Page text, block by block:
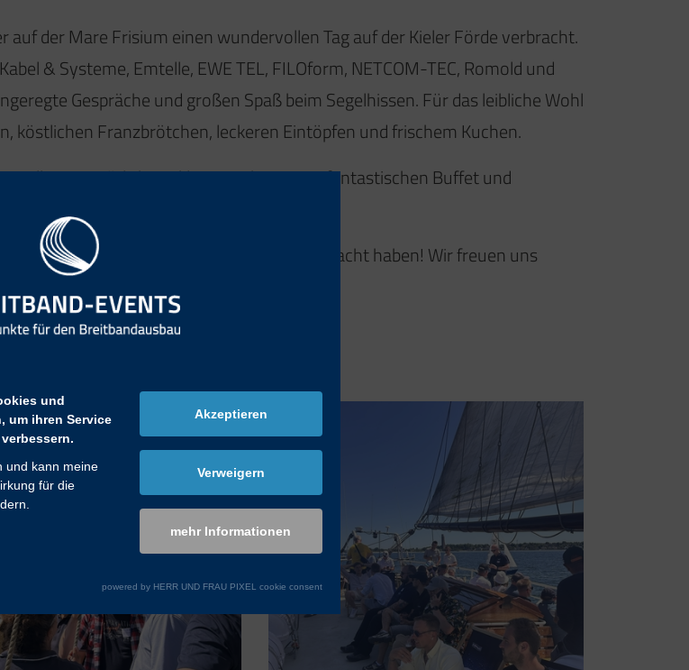
der Mare Frisium einen wundervollen Tag auf der Kieler Förde verbracht.
& Systeme, Emtelle, EWE TEL, FILOform, NETCOM-TEC, Romold und
Gespräche und großen Spaß beim Segelhissen. Für das leibliche Wohl
köstlichen Franzbrötchen, leckeren Eintöpfen und frischem Kuchen.
Kiellinie gemütlich ausklingen – bei einem fantastischen Buffet und
die diesen besonderen Tag möglich gemacht haben! Wir freuen uns
2027.
und
um ihren Service
und kann meine
für die
Akzeptieren
Verweigern
mehr Informationen
powered by HERR UND FRAU PIXEL cookie consent